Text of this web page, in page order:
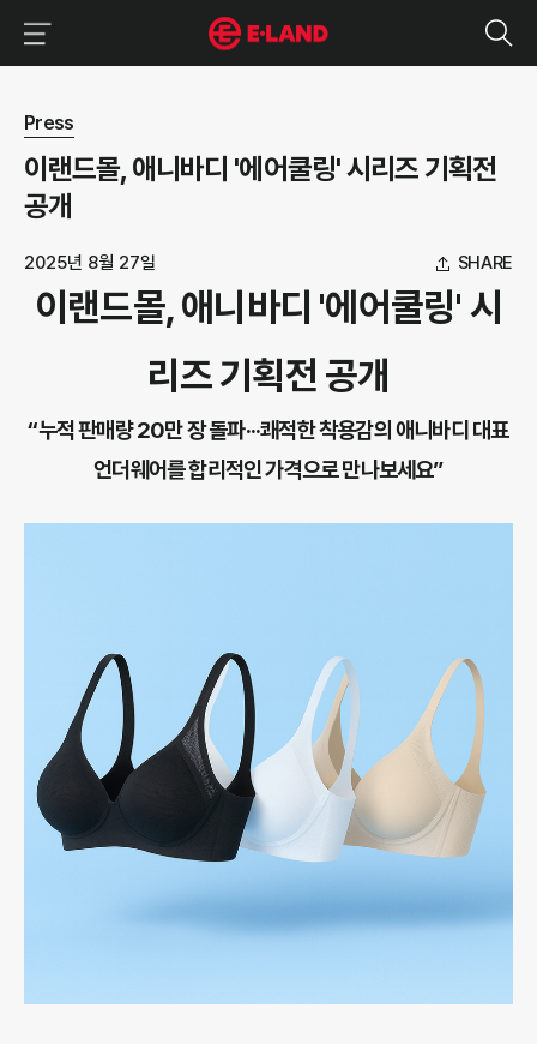
뉴스 상세보기
Press
이랜드몰, 애니바디 '에어쿨링' 시리즈 기획전
공개
2025년 8월 27일 SHARE
이랜드몰, 애니바디 '에어쿨링' 시
리즈 기획전 공개
“누적 판매량 20만 장 돌파···쾌적한 착용감의 애니바디 대표
언더웨어를 합리적인 가격으로 만나보세요”